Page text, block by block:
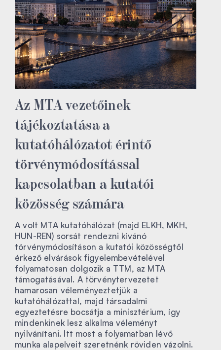
Az MTA vezetőinek
tájékoztatása a
kutatóhálózatot érintő
törvénymódosítással
kapcsolatban a kutatói
közösség számára
A volt MTA kutatóhálózat (majd ELKH, MKH,
HUN-REN) sorsát rendezni kívánó
törvénymódosításon a kutatói közösségtől
érkező elvárások figyelembevételével
folyamatosan dolgozik a TTM, az MTA
támogatásával. A törvénytervezetet
hamarosan véleményeztetjük a
kutatóhálózattal, majd társadalmi
egyeztetésre bocsátja a minisztérium, így
mindenkinek lesz alkalma véleményt
nyilvánítani. Itt most a folyamatban lévő
munka alapelveit szeretnénk röviden vázolni.